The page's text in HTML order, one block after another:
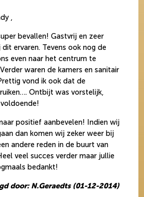
,
bevallen! Gastvrij en zeer
ervaren. Tevens ook nog de
even naar het centrum te
waren de kamers en sanitair
vond ik ook dat de
Ontbijt was vorstelijk,
positief aanbevelen! Indien wij
dan komen wij zeker weer bij
andere reden in de buurt van
veel succes verder maar jullie
bedankt!
door: N.Geraedts (01-12-2014)